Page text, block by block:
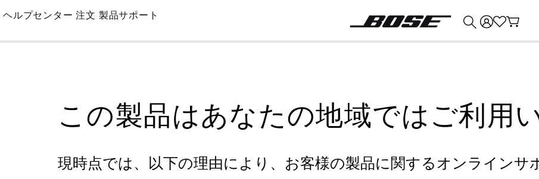
Skip
Main
ヘルプセンター 注文 製品サポート
この製品はあなたの地域ではご利用
現時点では、以下の理由により、お客様の製品に関するオンラインサ